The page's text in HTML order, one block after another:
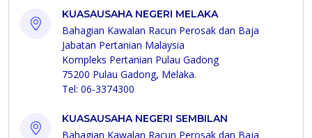
KUASAUSAHA NEGERI MELAKA
Bahagian Kawalan Racun Perosak dan Baja
Jabatan Pertanian Malaysia
Kompleks Pertanian Pulau Gadong
75200 Pulau Gadong, Melaka.
Tel: 06-3374300
KUASAUSAHA NEGERI SEMBILAN
Bahagian Kawalan Racun Perosak dan Baja